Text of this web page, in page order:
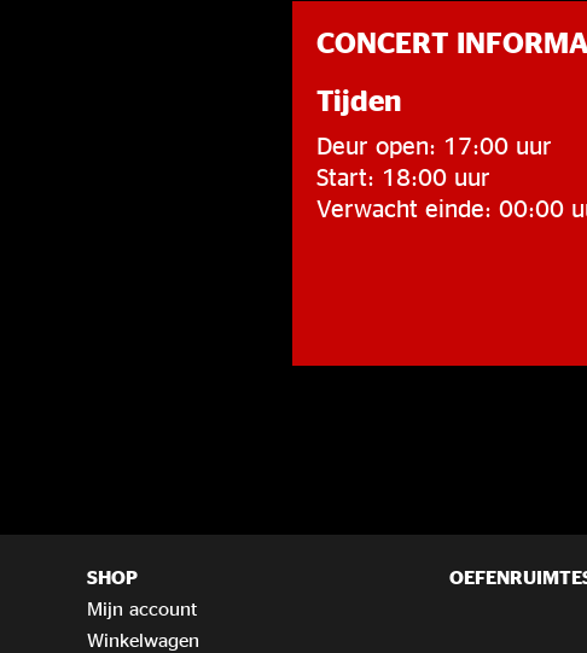
CONCERT
Tijden
Deur open: 17:00 uur
Start: 18:00 uur
Verwacht einde: 00:00
SHOP
Mijn account
Winkelwagen